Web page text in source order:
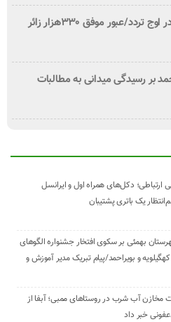
مدیریت موفق مرزهای اربعین در اوج تردد/عبور موفق ۳۳۰هزار زائر
بر رسیدگی میدانی به مطالبات
ارتباطی؛ دکل‌های همراه اول و ایرانسل
یک باتری پشتیبان
بهمئی بر سکوی افتخار جشنواره الگوهای
و بویراحمد/پیام تبریک مدیر آموزش و
مخازن آب شرب در روستاهای ممبی؛ آبفا از
خبر داد